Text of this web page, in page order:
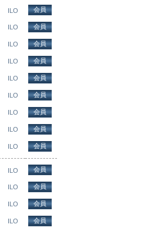
ILO 会員
ILO 会員
ILO 会員
ILO 会員
ILO 会員
ILO 会員
ILO 会員
ILO 会員
ILO 会員
ILO 会員
ILO 会員
ILO 会員
ILO 会員